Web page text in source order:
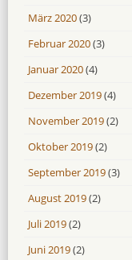
März 2020(3)
Februar 2020(3)
Januar 2020(4)
Dezember 2019(4)
November 2019(2)
Oktober 2019(2)
September 2019(3)
August 2019(2)
Juli 2019(2)
Juni 2019(2)